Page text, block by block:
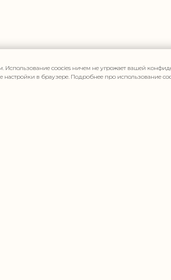
coocies ничем не угрожает вашей
настройки в браузере. Подробнее про использование